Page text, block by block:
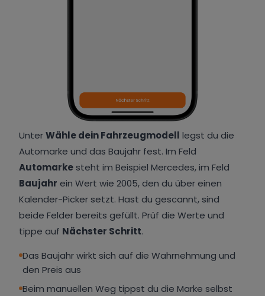
UnterWähle dein Fahrzeugmodell legst du die
Automarke und das Baujahr fest. Im Feld
Automarke steht im Beispiel Mercedes, im Feld
Baujahr ein Wert wie 2005, den du über einen
Kalender-Picker setzt. Hast du gescannt, sind
beide Felder bereits gefüllt. Prüf die Werte und
tippe auf Nächster Schritt.
Das Baujahr wirkt sich auf die Wahrnehmung und
den Preis aus
Beim manuellen Weg tippst du die Marke selbst